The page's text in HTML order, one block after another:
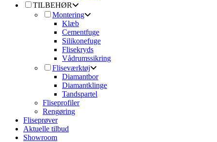
TILBEHØR
Montering
Klæb
Cementfuge
Silikonefuge
Flisekryds
Vådrumssikring
Fliseværktøj
Diamantbor
Diamantklinge
Tandspartel
Fliseprofiler
Rengøring
Fliseprøver
Aktuelle tilbud
Showroom